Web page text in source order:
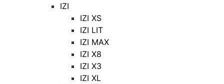
IZI
IZI XS
IZI LIT
IZI MAX
IZI X8
IZI X3
IZI XL